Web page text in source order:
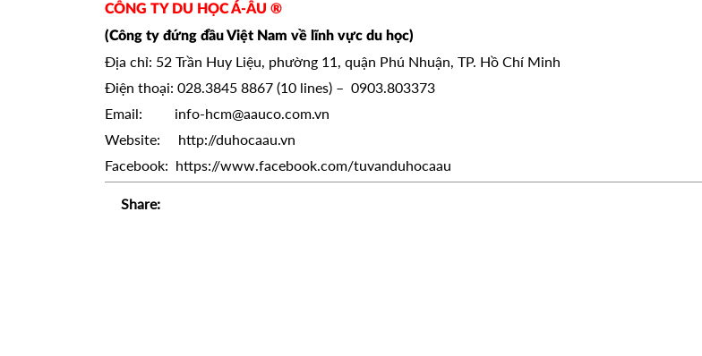
CÔNG TY DU HỌC Á-ÂU ®
(Công ty đứng đầu Việt Nam về lĩnh vực du học)
Địa chỉ: 52 Trần Huy Liệu, phường 11, quận Phú Nhuận, TP. Hồ Chí Minh
Điện thoại: 028.3845 8867 (10 lines) – 0903.803373
Email: info-hcm@aauco.com.vn
Website: http://duhocaau.vn
Facebook: https://www.facebook.com/tuvanduhocaau
Share: